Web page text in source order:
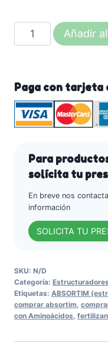
ABSORTIM
(estructurador
cantidad
Añadir
Paga con tarjeta
Para
solícita tu
En breve nos
información
SOLICITA TU
SKU: N/D
Categoría:
Etiquetas: ABSORTIM
comprar absortim
con Aminoácidos